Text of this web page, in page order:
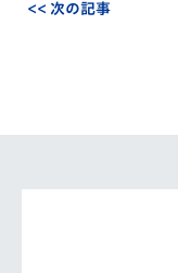
<< 次の記事